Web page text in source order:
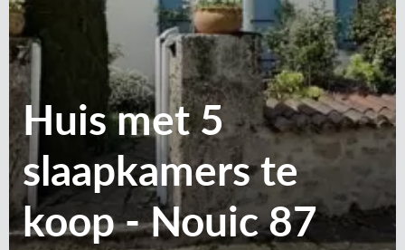
Huis met 5
slaapkamers te
koop - Nouic 87